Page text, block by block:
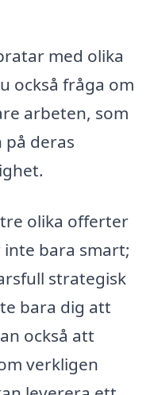
med olika
också fråga om
arbeten, som
deras
olika offerter
inte bara smart;
strategisk
bara dig att
också att
verkligen